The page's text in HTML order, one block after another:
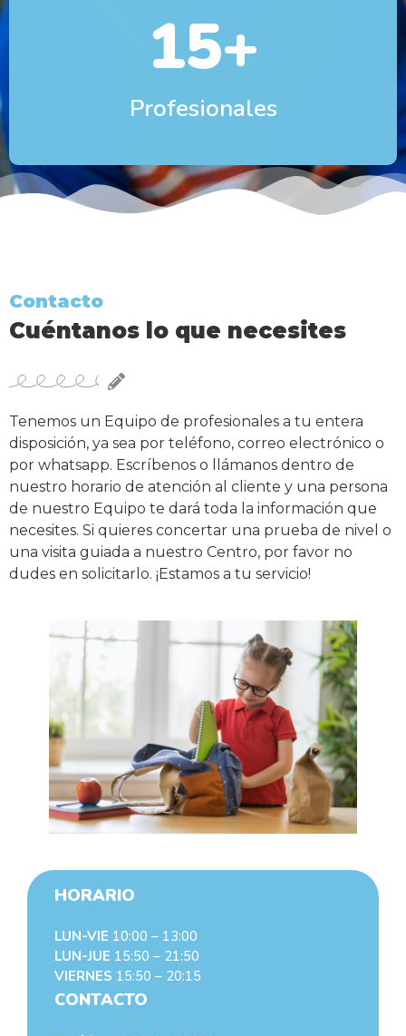
Profesionales
15+
Contacto
Cuéntanos lo que necesites
Tenemos un Equipo de profesionales a tu entera
disposición, ya sea por teléfono, correo electrónico o
por whatsapp. Escríbenos o llámanos dentro de
nuestro horario de atención al cliente y una persona
de nuestro Equipo te dará toda la información que
necesites. Si quieres concertar una prueba de nivel o
una visita guiada a nuestro Centro, por favor no
dudes en solicitarlo. ¡Estamos a tu servicio!
HORARIO
LUN-VIE 10:00 – 13:00
LUN-JUE 15:50 – 21:50
VIERNES 15:50 – 20:15
CONTACTO